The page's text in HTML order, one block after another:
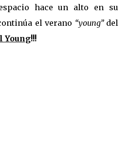
hace un alto en su
el verano “young”del
Young!!!